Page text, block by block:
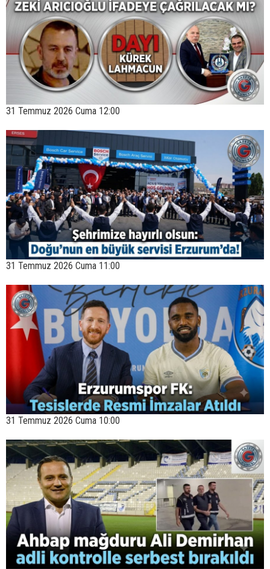
31 Temmuz 2026 Cuma 12:00
31 Temmuz 2026 Cuma 11:00
31 Temmuz 2026 Cuma 10:00